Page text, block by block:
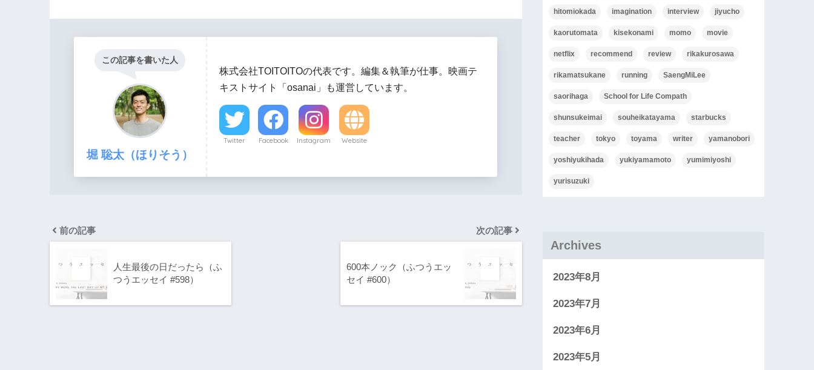
この記事を書いた人
堀 聡太（ほりそう）
株式会社TOITOITOの代表です。編集＆執筆が仕事。映画テ
キストサイト「osanai」も運営しています。
Twitter Facebook Instagram Website
前の記事
人生最後の日だったら（ふ
つうエッセイ #598）
次の記事
600本ノック（ふつうエッ
セイ #600）
hitomiokada imagination interview jiyucho
kaorutomata kisekonami momo movie
netflix recommend review rikakurosawa
rikamatsukane running SaengMiLee
saorihaga School for Life Compath
shunsukeimai souheikatayama starbucks
teacher tokyo toyama writer yamanobori
yoshiyukihada yukiyamamoto yumimiyoshi
yurisuzuki
Archives
2023年8月
2023年7月
2023年6月
2023年5月